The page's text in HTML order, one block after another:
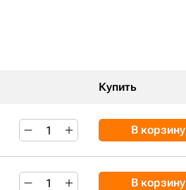
Купить
В корзину
В корзину